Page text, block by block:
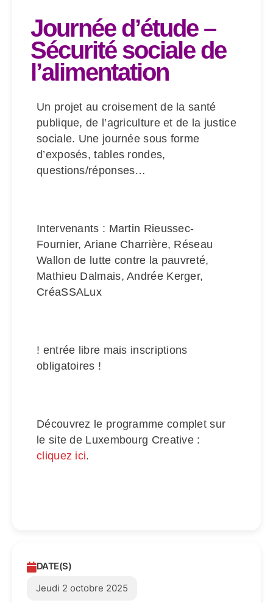
Journée d’étude –
Sécurité sociale de
l’alimentation
Un projet au croisement de la santé
publique, de l’agriculture et de la justice
sociale. Une journée sous forme
d’exposés, tables rondes,
questions/réponses…
Intervenants : Martin Rieussec-
Fournier, Ariane Charrière, Réseau
Wallon de lutte contre la pauvreté,
Mathieu Dalmais, Andrée Kerger,
CréaSSALux
! entrée libre mais inscriptions
obligatoires !
Découvrez le programme complet sur
le site de Luxembourg Creative :
cliquez ici.
DATE(S)
Jeudi 2 octobre 2025